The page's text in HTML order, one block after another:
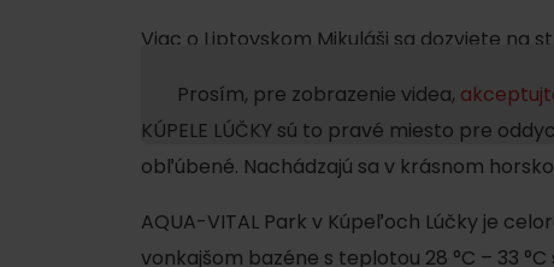
VŠETKY ČLÁNKY
Počasie a kamery
podľa veku detí
výťahom. V BIO saune sú použité len
napustené včelím voskom. Spolu s BIO
so slanou vodou a ochladzovací bazénik s
Nízke Tatry.
Teplota: 40 – 60 ° C
Viac o Liptovskom Mikuláši sa dozviete na
Prosím, pre zobrazenie videa,
KÚPELE LÚČKY sú to pravé miesto pre
obľúbené. Nachádzajú sa v krásnom
AQUA-VITAL Park v Kúpeľoch Lúčky je
vonkajšom bazéne s teplotou 28 °C – 33